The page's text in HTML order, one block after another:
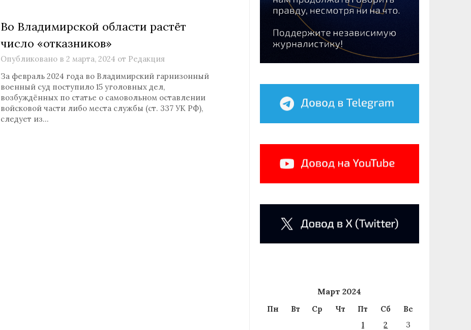
Во Владимирской области растёт
число «отказников»
Опубликовано в 2 марта, 2024 от Редакция
За февраль 2024 года во Владимирский гарнизонный
военный суд поступило 15 уголовных дел,
возбуждённых по статье о самовольном оставлении
войсковой части либо места службы (ст. 337 УК РФ),
следует из…
Март 2024
Пн Вт Ср Чт Пт Сб
Вс
1
2
3